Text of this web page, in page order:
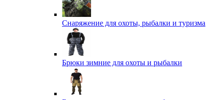
Снаряжение для охоты, рыбалки и туризма
Брюки зимние для охоты и рыбалки